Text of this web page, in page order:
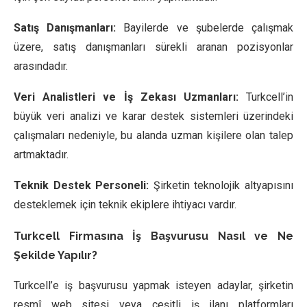
Satış Danışmanları: Bayilerde ve şubelerde çalışmak
üzere, satış danışmanları sürekli aranan pozisyonlar
arasındadır.
Veri Analistleri ve İş Zekası Uzmanları:Turkcell’in
büyük veri analizi ve karar destek sistemleri üzerindeki
çalışmaları nedeniyle, bu alanda uzman kişilere olan talep
artmaktadır.
Teknik Destek Personeli: Şirketin teknolojik altyapısını
desteklemek için teknik ekiplere ihtiyacı vardır.
Turkcell Firmasına İş Başvurusu Nasıl ve Ne
Şekilde Yapılır?
Turkcell’e iş başvurusu yapmak isteyen adaylar, şirketin